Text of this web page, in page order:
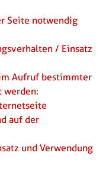
Seite notwendig
/ Einsatz
Aufruf bestimmter
werden:
auf der
und Verwendung